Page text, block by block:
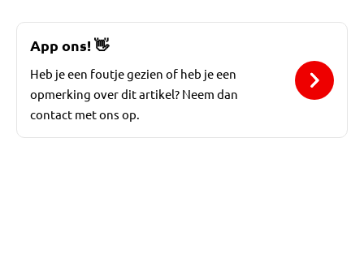
App ons!👋
Heb je een foutje gezien of heb je een
opmerking over dit artikel? Neem dan
contact met ons op.